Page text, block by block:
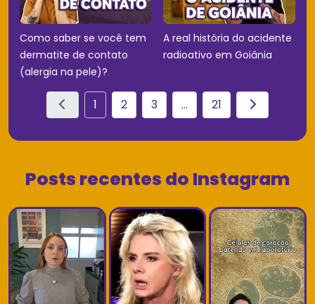
Como saber se você tem
dermatite de contato
(alergia na pele)?
A real história do acidente
radioativo em Goiânia
1 2 3 ... 21
Posts recentes do Instagram